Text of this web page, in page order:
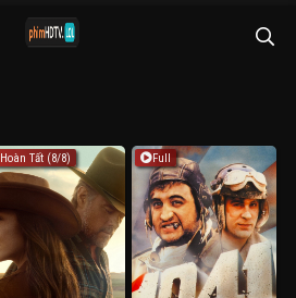
Hoàn Tất (8/8) Full